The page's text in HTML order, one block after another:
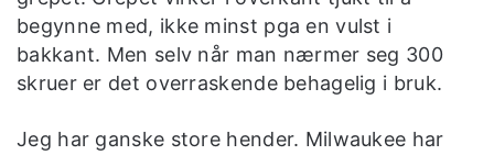
begynne med, ikke minst pga en vulst i
bakkant. Men selv når man nærmer seg 300
skruer er det overraskende behagelig i bruk.
Jeg har ganske store hender. Milwaukee har